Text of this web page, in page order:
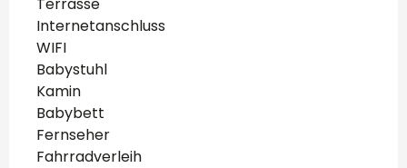
Internetanschluss
WIFI
Babystuhl
Kamin
Babybett
Fernseher
Fahrradverleih